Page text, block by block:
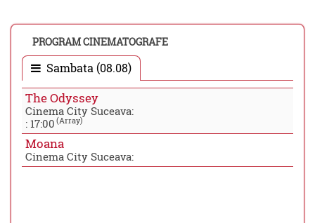
PROGRAM CINEMATOGRAFE
Sambata (08.08)
The Odyssey
Cinema City Suceava:
: 17:00 (Array)
Moana
Cinema City Suceava: